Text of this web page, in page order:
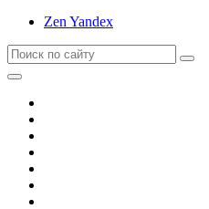
Zen Yandex